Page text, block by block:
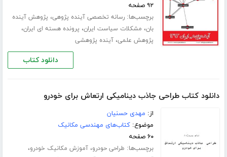
۹۲ صفحه
برچسب‌ها:رسانه تخصصی آینده پژوهی، پژوهش آینده
بان، مشکلات سیاست ایران، پرونده هسته ای ایران،
پژوهش علمی،آینده پژوهشی
دانلود کتاب
دانلود کتاب طراحی جاذب دینامیکی ارتعاش برای خودرو
از: مهدی حسنیان
موضوع:کتاب‌های مهندسی مکانیک
۶۰ صفحه
برچسب‌ها: طراحی حودرو،آموزش مکانیک خودرو،